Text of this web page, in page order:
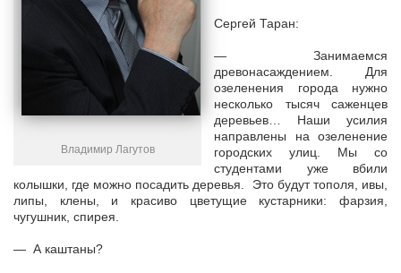
Владимир Лагутов
Сергей Таран:
— Занимаемся
древонасаждением. Для
озеленения города нужно
несколько тысяч саженцев
деревьев… Наши усилия
направлены на озеленение
городских улиц. Мы со
студентами уже вбили
колышки, где можно посадить деревья. Это будут тополя, ивы,
липы, клены, и красиво цветущие кустарники: фарзия,
чугушник, спирея.
— А каштаны?